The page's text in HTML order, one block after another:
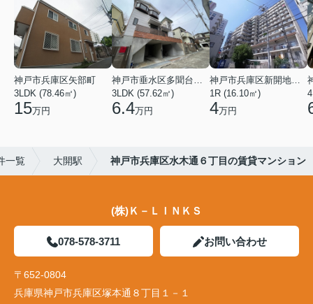
神戸市兵庫区矢部町
3LDK (78.46㎡)
15万円
神戸市垂水区多聞台２丁目
3LDK (57.62㎡)
6.4万円
神戸市兵庫区新開地１丁目
1R (16.10㎡)
4万円
一覧 大開駅 神戸市兵庫区水木通６丁目の賃貸マンション
(株)Ｋ－ＬＩＮＫＳ
078-578-3711 お問い合わせ
〒652-0804
兵庫県神戸市兵庫区塚本通８丁目１－１